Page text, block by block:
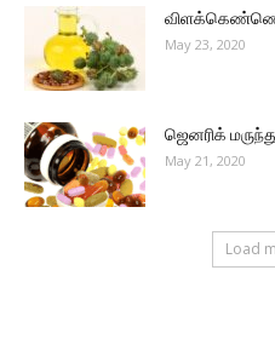
May 23, 2020
ஜெனரிக்
May 21, 2020
Load